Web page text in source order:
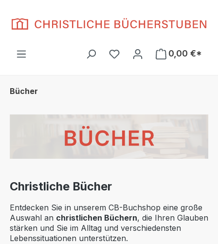
Du hast 0 Produkte auf
0,00 €*
Bücher
Christliche Bücher
Entdecken Sie in unserem CB-Buchshop eine große
Auswahl an christlichen Büchern, die Ihren Glauben
stärken und Sie im Alltag und verschiedensten
Lebenssituationen unterstützen.